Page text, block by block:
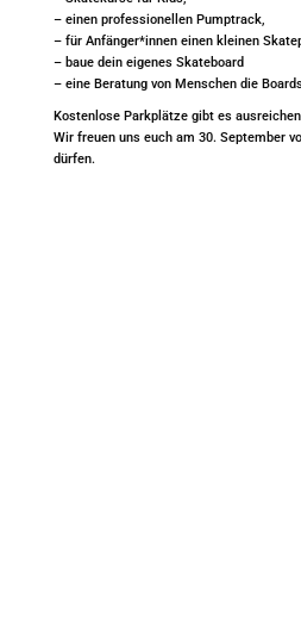
– einen professionellen Pumptrack,
– für Anfänger*innen einen kleinen
– baue dein eigenes Skateboard
– eine Beratung von Menschen die
Kostenlose Parkplätze gibt es
Wir freuen uns euch am 30. September
dürfen.